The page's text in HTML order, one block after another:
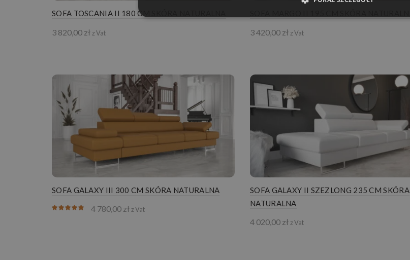
SOFA TOSCANIA II 180 CM SKÓRA NATURALNA
3 820,00 zł z Vat 3 420,00 zł z Vat
SOFA GALAXY III 300 CM SKÓRA NATURALNA
4 780,00 złz Vat
SOFA GALAXY II SZEZLONG 235 CM SKÓRA
NATURALNA
4 020,00 złz Vat